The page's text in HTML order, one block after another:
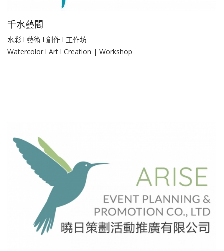
千水藝閣
水彩 l 藝術 l 創作 l 工作坊
Watercolor l Art l Creation | Workshop